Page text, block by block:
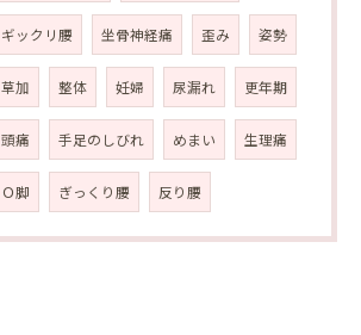
ギックリ腰 坐骨神経痛 歪み 姿勢
草加 整体 妊婦 尿漏れ 更年期
頭痛 手足のしびれ めまい 生理痛
Ｏ脚 ぎっくり腰 反り腰